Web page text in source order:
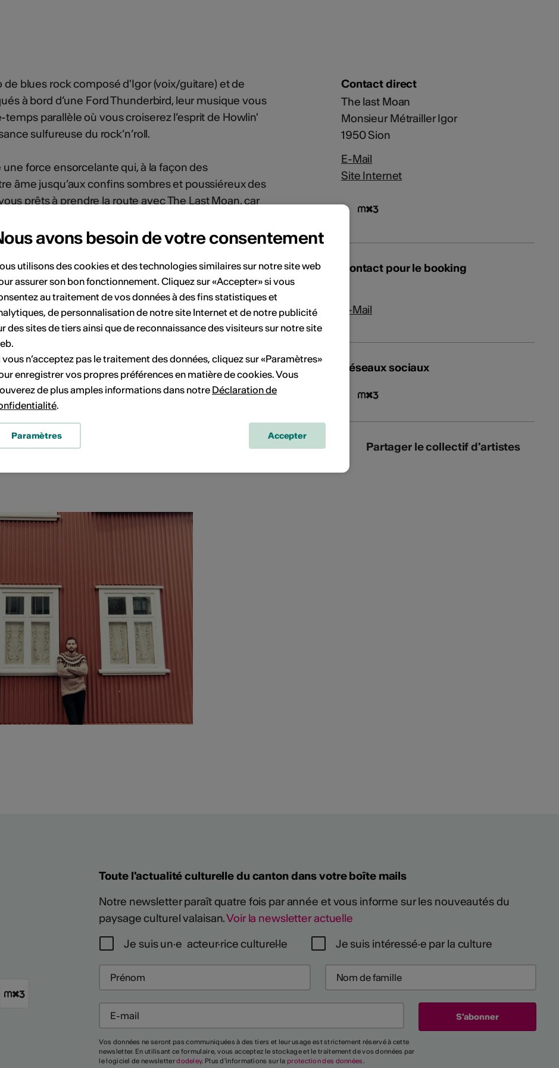
de blues rock composé d'Igor (voix/guitare) et de
à bord d’une Ford Thunderbird, leur musique vous
parallèle où vous croiserez l’esprit de Howlin'
sulfureuse du rock’n’roll.
force ensorcelante qui, à la façon des
âme jusqu’aux confins sombres et poussiéreux des
prêts à prendre la route avec The Last Moan, car
du voyage.
Contact direct
The last Moan
Monsieur Métrailler Igor
1950 Sion
E-Mail
Site Internet
Contact pour le booking
E-Mail
Réseaux sociaux
Partager le collectif d'artistes
Toute l'actualité culturelle du canton dans votre boîte mails
Notre newsletter paraît quatre fois par année et vous informe sur les nouveautés du
paysage culturel valaisan.Voir la newsletter actuelle
Je suis un·e acteur·rice culturel·le
Je suis intéressé·e par la culture
Vos données ne seront pas communiquées à des tiers et leur usage est strictement réservé à cette
newsletter. En utilisant ce formulaire, vous acceptez le stockage et le traitement de vos données par
le logiciel de newsletterdodeley. Plus d'informations sur la protection des données.
avons besoin de votre consentement
utilisons des cookies et des technologies similaires sur notre site web
assurer son bon fonctionnement. Cliquez sur «Accepter» si vous
au traitement de vos données à des fins statistiques et
de personnalisation de notre site Internet et de notre publicité
des sites de tiers ainsi que de reconnaissance des visiteurs sur notre site
vous n’acceptez pas le traitement des données, cliquez sur «Paramètres»
enregistrer vos propres préférences en matière de cookies. Vous
de plus amples informations dans notre Déclaration de
.
Paramètres Accepter